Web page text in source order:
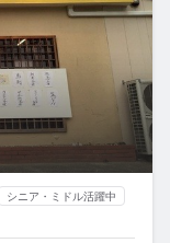
シニア・ミドル活躍中